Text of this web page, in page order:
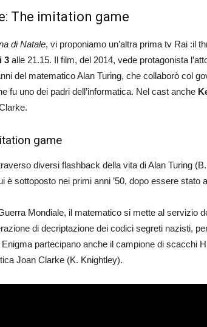
The imitation game
di Natale, vi proponiamo un’altra prima tv Rai :il
3 alle 21.15. Il film, del 2014, vede protagonista
del matematico Alan Turing, che collaborò col
fu uno dei padri dell’informatica. Nel cast anche
game
diversi flashback della vita di Alan Turing
è sottoposto nei primi anni ’50, dopo essere stato
Mondiale, il matematico si mette al servizio
di decriptazione dei codici segreti nazisti,
partecipano anche il campione di scacchi
Joan Clarke (K. Knightley).